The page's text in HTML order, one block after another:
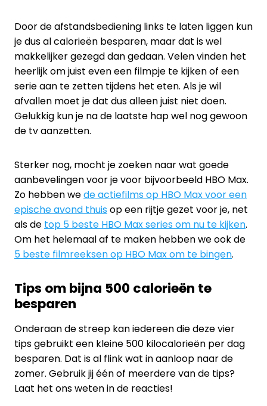
Door de afstandsbediening links te laten liggen kun
je dus al calorieën besparen, maar dat is wel
makkelijker gezegd dan gedaan. Velen vinden het
heerlijk om juist even een filmpje te kijken of een
serie aan te zetten tijdens het eten. Als je wil
afvallen moet je dat dus alleen juist niet doen.
Gelukkig kun je na de laatste hap wel nog gewoon
de tv aanzetten.
Sterker nog, mocht je zoeken naar wat goede
aanbevelingen voor je voor bijvoorbeeld HBO Max.
Zo hebben wede actiefilms op HBO Max voor een
epische avond thuisop een rijtje gezet voor je, net
als de top 5 beste HBO Max series om nu te kijken.
Om het helemaal af te maken hebben we ook de
5 beste filmreeksen op HBO Max om te bingen.
Tips om bijna 500 calorieën te
besparen
Onderaan de streep kan iedereen die deze vier
tips gebruikt een kleine 500 kilocalorieën per dag
besparen. Dat is al flink wat in aanloop naar de
zomer. Gebruik jij één of meerdere van de tips?
Laat het ons weten in de reacties!